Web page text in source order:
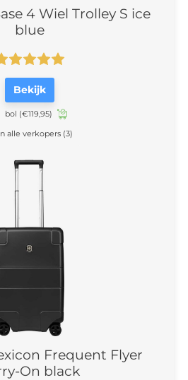
4 Wiel Trolley S ice
blue
Bekijk
bol (€119,95)
alle verkopers (3)
Frequent Flyer
On black